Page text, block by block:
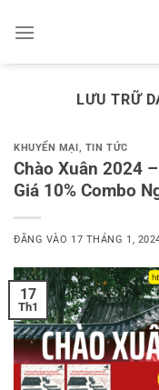
qua
LƯU TRỮ
KHUYẾN MẠI, TIN TỨC
Chào Xuân 2024
Giá 10% Combo
ĐĂNG VÀO 17 THÁNG 1,
17
Th1